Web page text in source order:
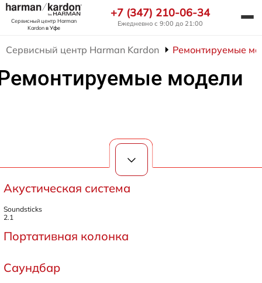
Сервисный центр Harman
Kardonв Уфе
+7 (347) 210-06-34
Ежедневно с 9:00 до 21:00
Сервисный центр Harman Kardon Ремонтируемые
модели
Акустическая система
Soundsticks
2.1
Портативная колонка
Саундбар